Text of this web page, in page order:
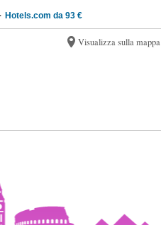
Hotels.com da 93 €
Visualizza sulla mappa